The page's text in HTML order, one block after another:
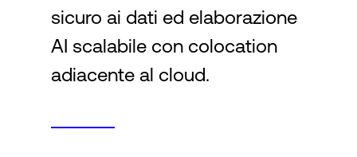
sicuro ai dati ed elaborazione
AI scalabile con colocation
adiacente al cloud.